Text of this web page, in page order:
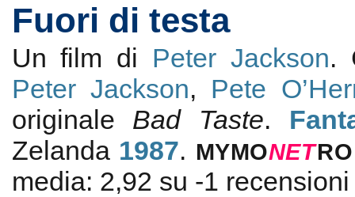
Fuori di testa
Un film di Peter Jackson.
Peter Jackson, Pete
originale Bad Taste.
Zelanda 1987. MYMONETRO
media: 2,92 su -1